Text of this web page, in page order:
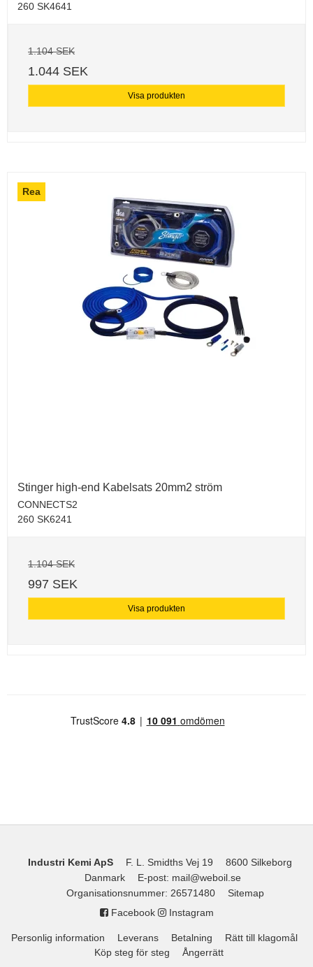
260 SK4641
1.104 SEK
1.044 SEK
Visa produkten
Rea
Stinger high-end Kabelsats 20mm2 ström
CONNECTS2
260 SK6241
1.104 SEK
997 SEK
Visa produkten
Industri Kemi ApS F. L. Smidths Vej 19
8600 Silkeborg
Danmark
E-post: mail@weboil.se
Organisationsnummer: 26571480
Sitemap
Facebook
Instagram
Personlig information Leverans Betalning
Rätt till klagomål
Köp steg för steg
Ångerrätt